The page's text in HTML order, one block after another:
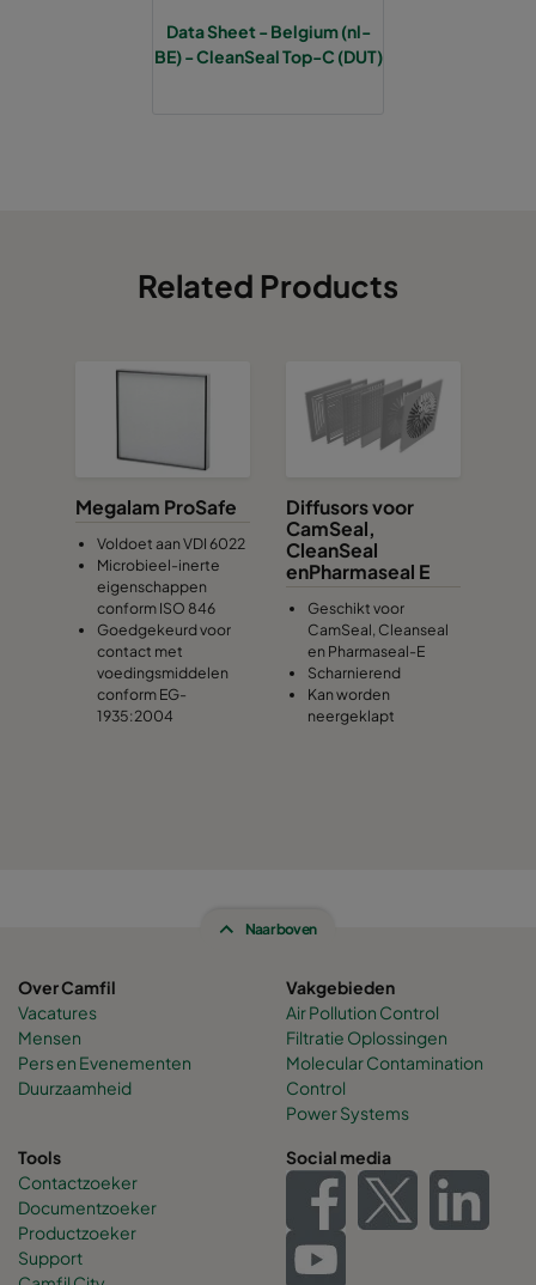
Data Sheet - Belgium (nl-
BE) - CleanSeal Top-C (DUT)
Related Products
Megalam ProSafe
Voldoet aan VDI 6022
Microbieel-inerte
eigenschappen
conform ISO 846
Goedgekeurd voor
contact met
voedingsmiddelen
conform EG-
1935:2004
Diffusors voor
CamSeal,
CleanSeal
enPharmaseal E
Geschikt voor
CamSeal, Cleanseal
en Pharmaseal-E
Scharnierend
Kan worden
neergeklapt
Naar boven
Over Camfil
Vacatures
Mensen
Pers en Evenementen
Duurzaamheid
Vakgebieden
Air Pollution Control
Filtratie Oplossingen
Molecular Contamination
Control
Power Systems
Tools
Contactzoeker
Documentzoeker
Productzoeker
Support
Social media